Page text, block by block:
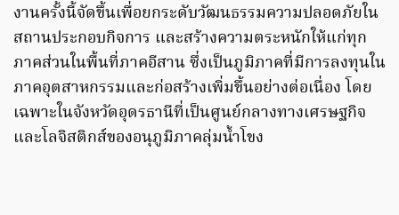
งานครั้งนี้จัดขึ้นเพื่อยกระดับวัฒนธรรมความปลอดภัยใน
สถานประกอบกิจการ และสร้างความตระหนักให้แก่ทุก
ภาคส่วนในพื้นที่ภาคอีสาน ซึ่งเป็นภูมิภาคที่มีการลงทุนใน
ภาคอุตสาหกรรมและก่อสร้างเพิ่มขึ้นอย่างต่อเนื่อง โดย
เฉพาะในจังหวัดอุดรธานีที่เป็นศูนย์กลางทางเศรษฐกิจ
และโลจิสติกส์ของอนุภูมิภาคลุ่มน้ำโขง